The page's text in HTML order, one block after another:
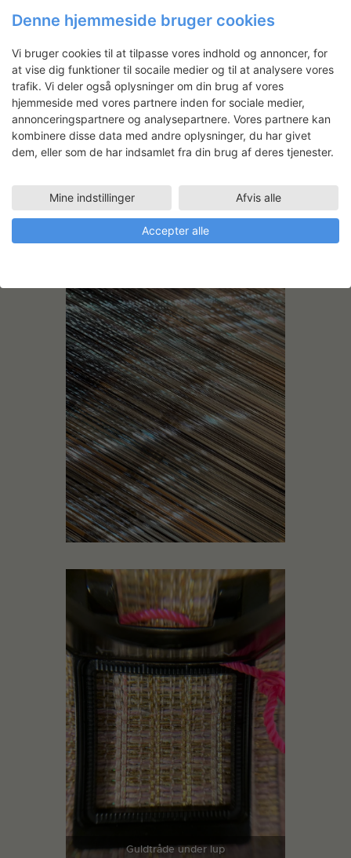
På væven
Guldtråde under lup
Denne hjemmeside bruger cookies
Vi bruger cookies til at tilpasse vores indhold og annoncer, for
at vise dig funktioner til socaile medier og til at analysere vores
trafik. Vi deler også oplysninger om din brug af vores
hjemmeside med vores partnere inden for sociale medier,
annonceringspartnere og analysepartnere. Vores partnere kan
kombinere disse data med andre oplysninger, du har givet
dem, eller som de har indsamlet fra din brug af deres tjenester.
Mine indstillinger Afvis alle
Accepter alle